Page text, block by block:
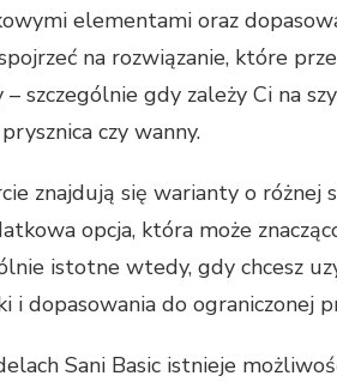
elementami oraz
na rozwiązanie, które
– szczególnie gdy zależy Ci na
czy wanny.
znajdują się warianty o różnej
opcja, która może
istotne wtedy, gdy chcesz
i dopasowania do ograniczonej
Sani Basic istnieje